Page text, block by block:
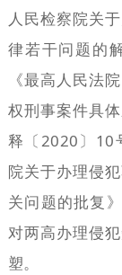
人民检察院关
律若干问题的
《最高人民法
权刑事案件具
释〔2020〕10
院关于办理侵
关问题的批复
对两高办理侵
塑。